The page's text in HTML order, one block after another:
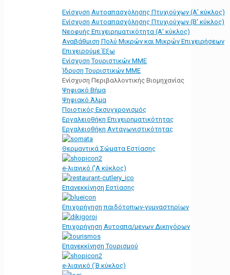
Ενίσχυση Αυτοαπασχόλησης Πτυχιούχων (Α' κύκλος)
Ενίσχυση Αυτοαπασχόλησης Πτυχιούχων (Β' κύκλος)
Νεοφυής Επιχειρηματικότητα (Α' κύκλος)
Αναβάθμιση Πολύ Μικρών και Μικρών Επιχειρήσεων
Επιχειρούμε Έξω
Ενίσχυση Τουριστικών ΜΜΕ
Ίδρυση Τουριστικών ΜΜΕ
Ενίσχυση Περιβαλλοντικής Βιομηχανίας
Ψηφιακό Βήμα
Ψηφιακό Άλμα
Ποιοτικός Εκσυγχρονισμός
Εργαλειοθήκη Eπιχειρηματικότητας
Εργαλειοθήκη Ανταγωνιστικότητας
Θερμαντικά Σώματα Εστίασης
e-λιανικό ('Α κύκλος)
Επανεκκίνηση Εστίασης
Επιχορήγηση παιδότοπων-γυμναστηρίων
Επιχορήγηση Αυτοαπα/μενων Δικηγόρων
Επανεκκίνηση Τουρισμού
e-λιανικό (΄Β κύκλος)